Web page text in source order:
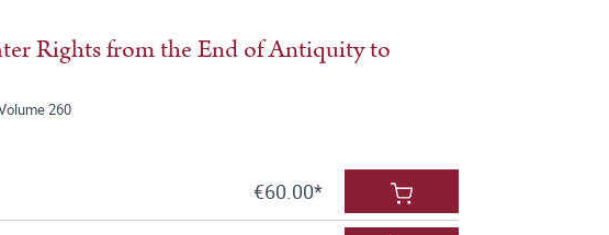
Rights from the End of Antiquity to
260
€60.00*